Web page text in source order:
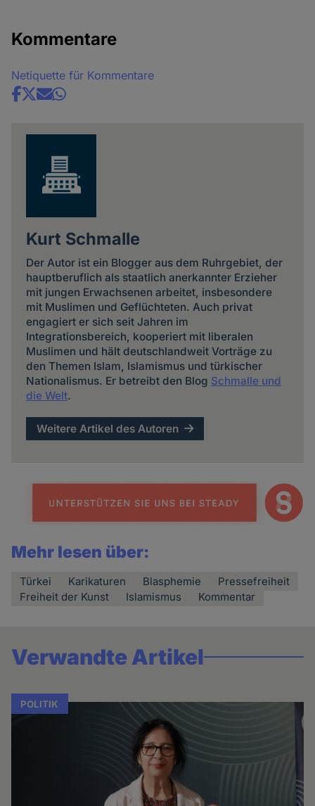
Kommentare
Netiquette für Kommentare
Share
Kurt Schmalle
Der Autor ist ein Blogger aus dem Ruhrgebiet, der
hauptberuflich als staatlich anerkannter Erzieher
mit jungen Erwachsenen arbeitet, insbesondere
mit Muslimen und Geflüchteten. Auch privat
engagiert er sich seit Jahren im
Integrationsbereich, kooperiert mit liberalen
Muslimen und hält deutschlandweit Vorträge zu
den Themen Islam, Islamismus und türkischer
Nationalismus. Er betreibt den Blog Schmalle und
die Welt.
Weitere Artikel des Autoren
Mehr lesen über:
Türkei Karikaturen Blasphemie
Pressefreiheit
Freiheit der Kunst
Islamismus Kommentar
Verwandte Artikel
POLITIK